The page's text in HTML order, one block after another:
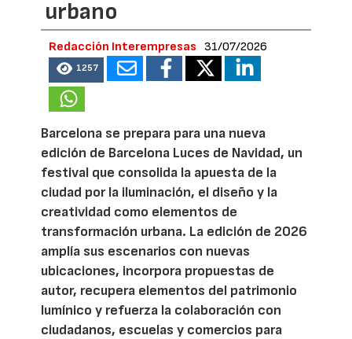
urbano
Redacción Interempresas 31/07/2026
1257
Barcelona se prepara para una nueva
edición de Barcelona Luces de Navidad, un
festival que consolida la apuesta de la
ciudad por la iluminación, el diseño y la
creatividad como elementos de
transformación urbana. La edición de 2026
amplía sus escenarios con nuevas
ubicaciones, incorpora propuestas de
autor, recupera elementos del patrimonio
lumínico y refuerza la colaboración con
ciudadanos, escuelas y comercios para